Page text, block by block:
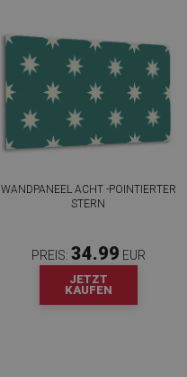
WANDPANEEL ACHT -POINTIERTER
STERN
PREIS: 34.99 EUR
JETZT
KAUFEN